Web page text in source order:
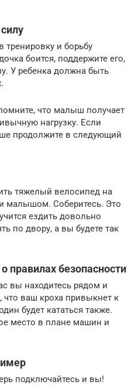
тренировку и борьбу
боится, поддержите его,
У ребенка должна быть
что малыш получает
нагрузку. Если
продолжите в следующий
тяжелый велосипед на
малышом. Соберитесь. Это
ездить довольно
по двору, а вы будете так
правилах безопасности
вы находитесь рядом и
что ваш кроха привыкнет к
будет кататься также.
место в плане машин и
подключайтесь и вы!